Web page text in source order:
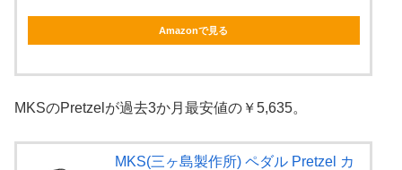
Amazonで見る
MKSのPretzelが過去3か月最安値の￥5,635。
MKS(三ヶ島製作所) ペダル Pretzel カ